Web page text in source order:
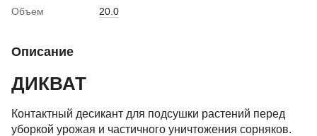
Объем
20.0
Описание
ДИКВАТ
Контактный десикант для подсушки растений перед
уборкой урожая и частичного уничтожения сорняков.